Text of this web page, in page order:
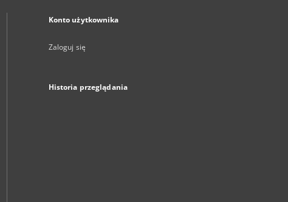
Konto użytkownika
Zaloguj się
Historia przeglądania